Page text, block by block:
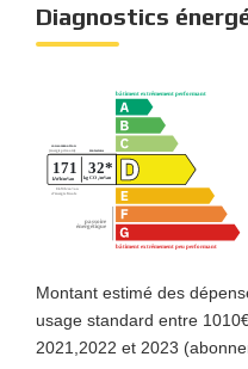
Diagnostics
Montant estimé des
usage standard entre
2021,2022 et 2023